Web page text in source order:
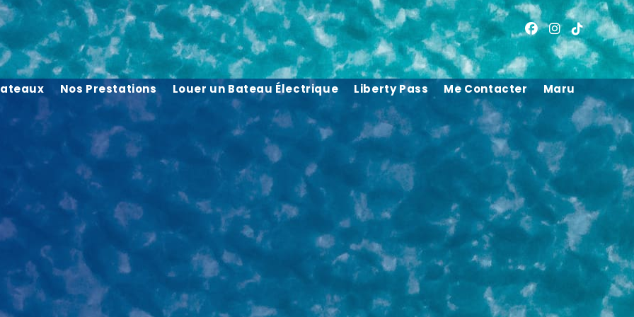
Nos Prestations Louer un Bateau Électrique Liberty Pass Me Contacter Maru